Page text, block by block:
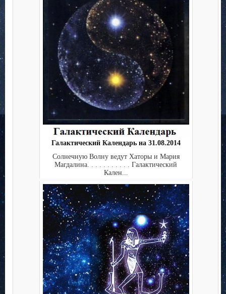
Галактический Календарь на 31.08.2014
Солнечную Волну ведут Хаторы и Мария
Магдалина. . . . . . . . . . . Галактический
Кален...